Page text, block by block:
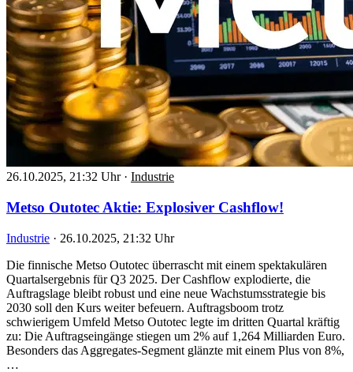
26.10.2025, 21:32 Uhr · Industrie
Metso Outotec Aktie: Explosiver Cashflow!
Industrie · 26.10.2025, 21:32 Uhr
Die finnische Metso Outotec überrascht mit einem spektakulären
Quartalsergebnis für Q3 2025. Der Cashflow explodierte, die
Auftragslage bleibt robust und eine neue Wachstumsstrategie bis
2030 soll den Kurs weiter befeuern. Auftragsboom trotz
schwierigem Umfeld Metso Outotec legte im dritten Quartal kräftig
zu: Die Auftragseingänge stiegen um 2% auf 1,264 Milliarden Euro.
Besonders das Aggregates-Segment glänzte mit einem Plus von 8%,
…